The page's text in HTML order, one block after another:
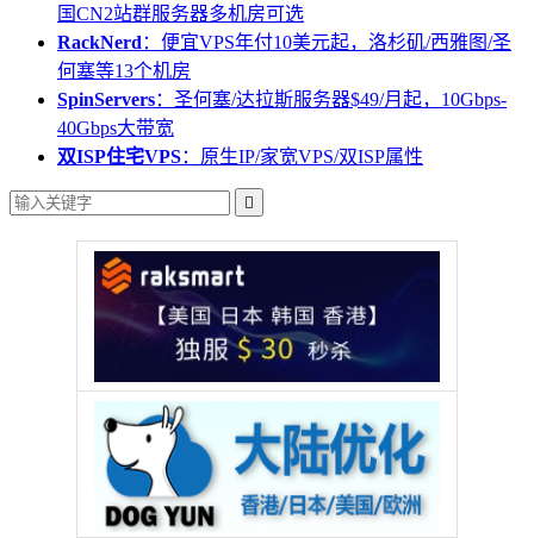
国CN2站群服务器多机房可选
RackNerd ：便宜VPS年付10美元起，洛杉矶/西雅图/圣
何塞等13个机房
SpinServers：圣何塞/达拉斯服务器$49/月起，10Gbps-
40Gbps大带宽
双ISP住宅VPS：原生IP/家宽VPS/双ISP属性
